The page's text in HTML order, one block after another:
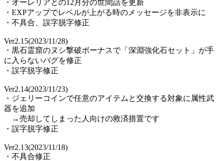
・オーレリアとの12月分の世間話を更新
・EXPアップでレベルが上がる時のメッセージを非表示に
・不具合、誤字脱字修正
Ver2.15(2023/11/28)
・黒石霊窟のヌシ撃破ボーナスで「深淵強化石セット」が手
に入らないバグを修正
・誤字脱字修正
Ver2.14(2023/11/23)
・ジェリーコインで任意のアイテムと交換する対象に属性武
器を追加
→売却してしまった人向けの救済措置です
・誤字脱字修正
Ver2.13(2023/11/18)
・不具合修正